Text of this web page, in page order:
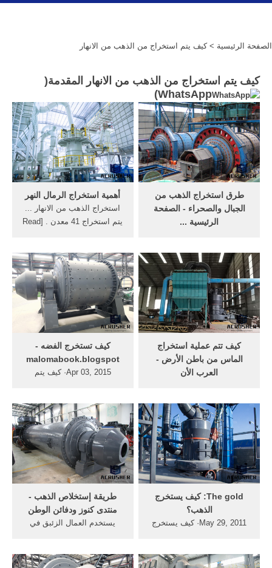
الصفحة الرئيسية > كيف يتم استخراج من الذهب من الانهار
كيف يتم استخراج من الذهب من الانهار المقدمة(
WhatsApp
)
أهمية استخراج الرمال النهر
استخراج الذهب من الانهار ...
يتم استخراج 41 معدن . [Read
طرق استخراج الذهب من
الجبال والصحراء - الصفحة
الرئيسية ...
امامنا في الانهار والبحار في ...
كيف تستخرج الفضه -
malomabook.blogspot
Apr 03, 2015· كيف يتم
من اين يتم استخلاص ...
كيف تتم عملية استخراج
الماس من باطن الأرض -
العرب الأن
... التعدين على ضفاف الأنهار
...
طريقة إستخلاص الذهب -
منتدى كنوز ودفائن الوطن
يستخدم العمال الزئبق في
فرك الخام ...
The gold: كيف يستخرج
الذهب؟
May 29, 2011· كيف يستخرج
والفضة معا وتوجد الفضة ...